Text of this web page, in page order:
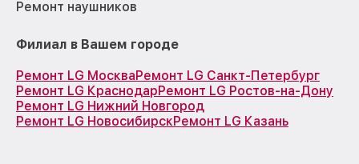
Ремонт наушников
Филиал в Вашем городе
Ремонт LG МоскваРемонт LG Санкт-Петербург
Ремонт LG КраснодарРемонт LG Ростов-на-Дону
Ремонт LG Нижний Новгород
Ремонт LG НовосибирскРемонт LG Казань